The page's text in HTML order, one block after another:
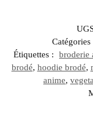
Catégories
Étiquettes :
broderie
brodé, hoodie brodé,
anime,